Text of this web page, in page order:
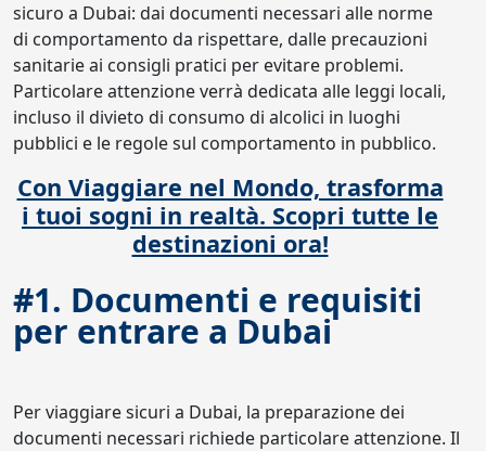
sicuro a Dubai: dai documenti necessari alle norme
di comportamento da rispettare, dalle precauzioni
sanitarie ai consigli pratici per evitare problemi.
Particolare attenzione verrà dedicata alle leggi locali,
incluso il divieto di consumo di alcolici in luoghi
pubblici e le regole sul comportamento in pubblico.
Con Viaggiare nel Mondo, trasforma
i tuoi sogni in realtà. Scopri tutte le
destinazioni ora!
#1. Documenti e requisiti
per entrare a Dubai
Per viaggiare sicuri a Dubai, la preparazione dei
documenti necessari richiede particolare attenzione. Il